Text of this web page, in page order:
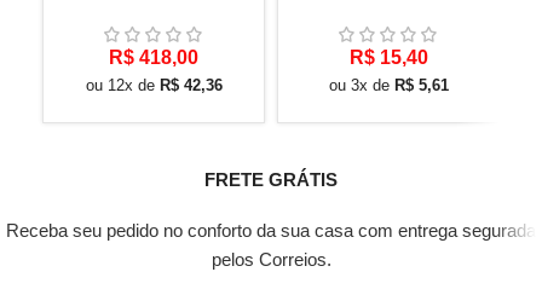
R$ 418,00
ou 12x de R$42,36
R$15,40
ou 3x de R$5,61
FRETE GRÁTIS
Receba seu pedido no conforto da sua casa com entrega segurada
pelos Correios.